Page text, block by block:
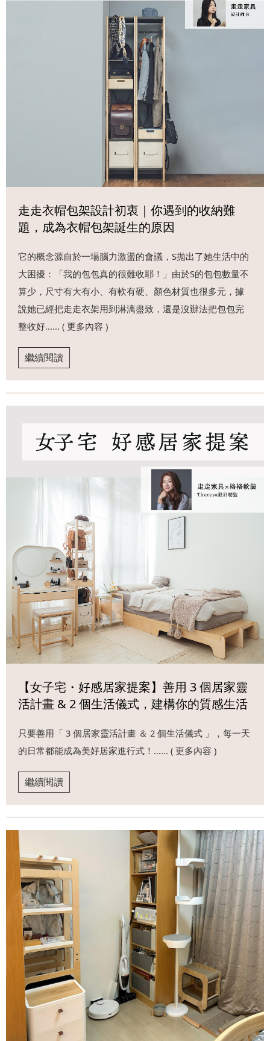
走走衣帽包架設計初衷｜你遇到的收納難
題，成為衣帽包架誕生的原因
它的概念源自於一場腦力激盪的會議，S拋出了她生活中的
大困擾：「我的包包真的很難收耶！」由於S的包包數量不
算少，尺寸有大有小、有軟有硬、顏色材質也很多元，據
說她已經把走走衣架用到淋漓盡致，還是沒辦法把包包完
整收好...... ( 更多內容 )
繼續閱讀
【女子宅・好感居家提案】善用 3 個居家靈
活計畫 & 2 個生活儀式，建構你的質感生活
只要善用「 3 個居家靈活計畫 ＆ 2 個生活儀式 」，每一天
的日常都能成為美好居家進行式！...... ( 更多內容 )
繼續閱讀